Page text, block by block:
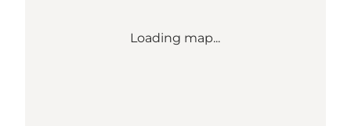
Loading map...